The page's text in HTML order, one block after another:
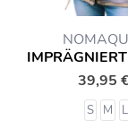
39,95
S M L